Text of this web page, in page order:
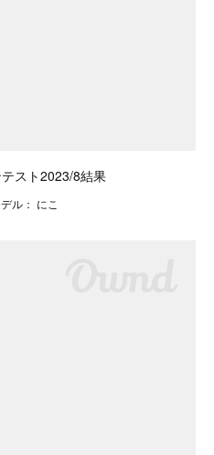
スト2023/8結果
ル： にこ